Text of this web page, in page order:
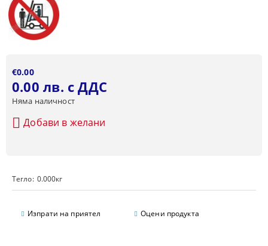
Тегло: 0.000кг
Изпрати на приятел Оцени продукта
€0.00
0.00 лв. с ДДС
Няма наличност
Добави в желани